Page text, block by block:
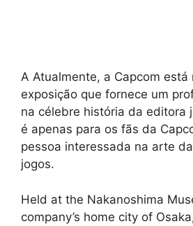
A Atualmente, a Capcom está
exposição que fornece um
na célebre história da editora
é apenas para os fãs da
pessoa interessada na arte
jogos.
Held at the Nakanoshima
company’s home city of